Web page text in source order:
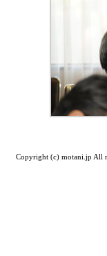
Copyright (c) motani.jp All